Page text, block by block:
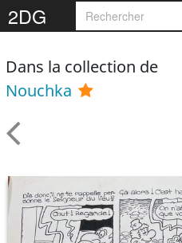
2DG
Dans la collection de
Nouchka